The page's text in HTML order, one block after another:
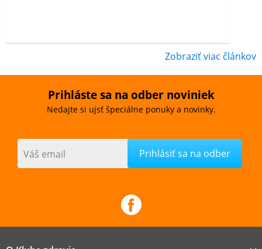
Zobraziť viac článkov
Prihláste sa na odber noviniek
Nedajte si ujsť špeciálne ponuky a novinky.
Váš email